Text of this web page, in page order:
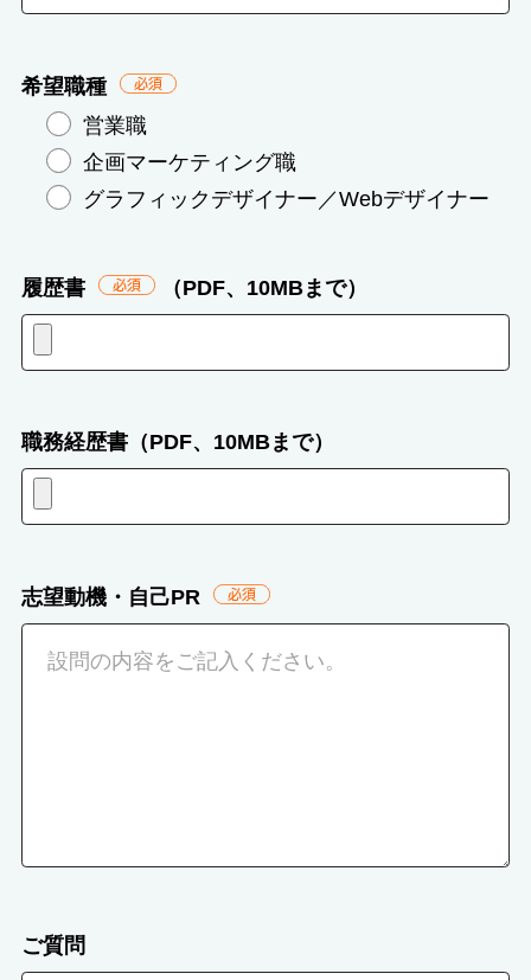
希望職種 必
須
営業職
企画マーケティング職
グラフィックデザイナー／Webデザイナー
履歴書 必
須
（PDF、10MBまで）
職務経歴書（PDF、10MBまで）
志望動機・自己PR 必
須
ご質問